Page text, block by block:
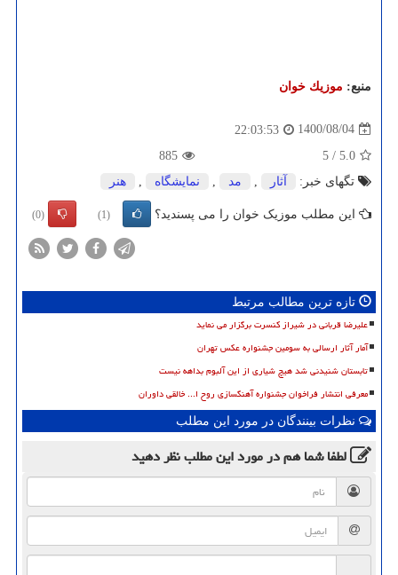
منبع: موزیك خوان
1400/08/04
22:03:53
5.0
/
5
885
تگهای خبر:
آثار , مد , نمایشگاه , هنر
این مطلب موزیک خوان را می پسندید؟ (1)
(0)
تازه ترین مطالب مرتبط
علیرضا قربانی در شیراز کنسرت برگزار می نماید
آمار آثار ارسالی به سومین جشنواره عکس تهران
تابستان شنیدنی شد هیچ شیاری از این آلبوم بداهه نیست
معرفی انتشار فراخوان جشنواره آهنگسازی روح ا... خالقی داوران
نظرات بینندگان در مورد این مطلب
لطفا شما همدر مورد این مطلبنظر دهید